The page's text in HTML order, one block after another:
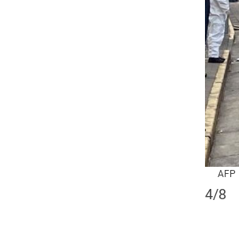
AFP
4/8